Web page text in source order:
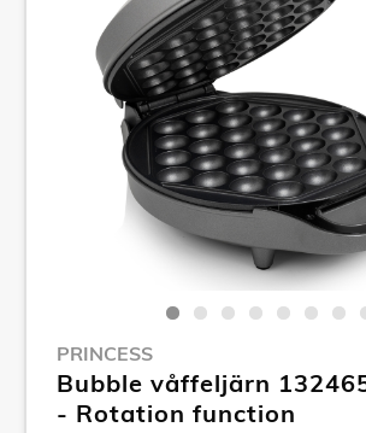
PRINCESS
Bubble våffeljärn
- Rotation function